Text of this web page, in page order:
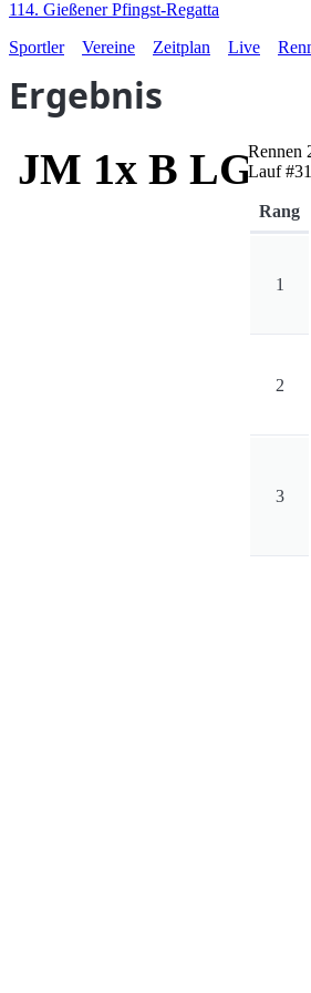
114. Gießener Pfingst-Regatta
Sportler
Vereine Zeitplan Live
Ergebnis
JM 1x B LGRennen
Lauf #
Rang
1
2
3